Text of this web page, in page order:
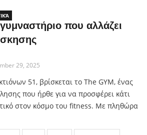
και Κοινωνικής Αρωγής),
που αλλάζει
29, 2025
51, βρίσκεται το The GYM, ένας
που ήρθε για να προσφέρει κάτι
στον κόσμο του fitness. Με πληθώρα
υπόσχεται να γίνει το νέο σου